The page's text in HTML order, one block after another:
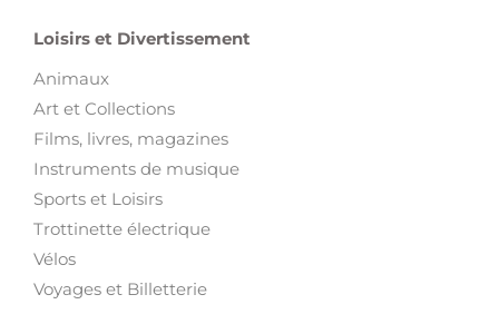
Loisirs et Divertissement
Animaux
Art et Collections
Films, livres, magazines
Instruments de musique
Sports et Loisirs
Trottinette électrique
Vélos
Voyages et Billetterie